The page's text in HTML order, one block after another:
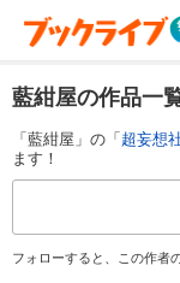
藍紺屋の作品一
「藍紺屋」の「超妄想
ます！
フォローすると、この作者